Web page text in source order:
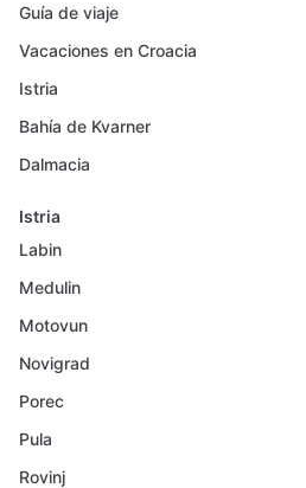
Guía de viaje
Vacaciones en Croacia
Istria
Bahía de Kvarner
Dalmacia
Istria
Labin
Medulin
Motovun
Novigrad
Porec
Pula
Rovinj